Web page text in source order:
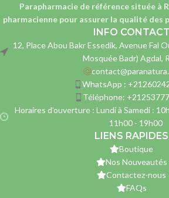
Parapharmacie de référence située à
pharmaciennepour assurer la qualité des
INFO CONTACT
12, Place Abou Bakr Essedik, Avenue Fal
Mosquée Badr) Agdal,
WhatsApp :
Téléphone:
Horaires d'ouverture : Lundi à Samedi :
11h00 - 19h00
LIENS RAPIDES
Boutique
Nos Nouveautés
Contactez-nous
FAQs